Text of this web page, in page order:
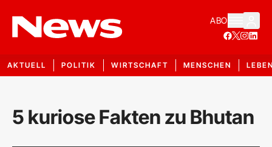
ABO
AKTUELL POLITIK WIRTSCHAFT MENSCHEN
5 kuriose Fakten zu Bhutan